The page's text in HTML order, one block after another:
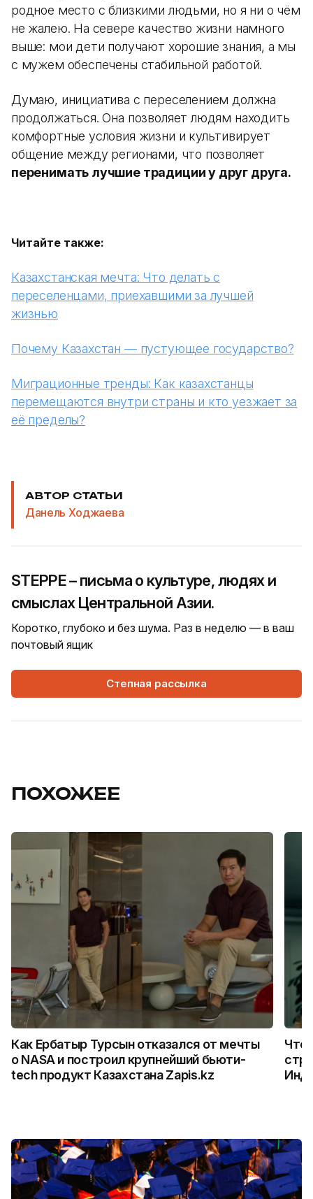
родное место с близкими людьми, но я ни о чём
не жалею. На севере качество жизни намного
выше: мои дети получают хорошие знания, а мы
с мужем обеспечены стабильной работой.
Думаю, инициатива с переселением должна
продолжаться. Она позволяет людям находить
комфортные условия жизни и культивирует
общение между регионами, что позволяет
перенимать лучшие традиции у друг друга.
Читайте также:
Казахстанская мечта: Что делать с
переселенцами, приехавшими за лучшей
жизнью
Почему Казахстан — пустующее государство?
Миграционные тренды: Как казахстанцы
перемещаются внутри страны и кто уезжает за
её пределы?
АВТОР СТАТЬИ
Данель Ходжаева
STEPPE – письма о культуре, людях и
смыслах Центральной Азии.
Коротко, глубоко и без шума. Раз в неделю — в ваш
почтовый ящик
Степная рассылка
ПОХОЖЕЕ
Как Ербатыр Турсын отказался от мечты
о NASA и построил крупнейший бьюти-
tech продукт Казахстана Zapis.kz
Что